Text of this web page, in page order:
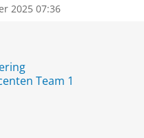
2025 07:36
Team 1